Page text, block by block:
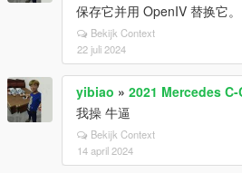
保存它并用 OpenIV 替换它。
Bekijk Context
22 juli 2024
yibiao » 2021 Mercedes
我操 牛逼
Bekijk Context
14 april 2024